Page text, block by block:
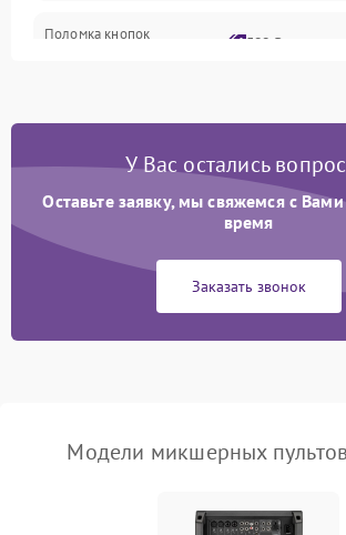
Поломка кнопок
500 ₽
питания
Повреждение проводов 500 ₽
Неисправность системы
защиты от перегрузок
Поломка системы
отключения
У Вас остались
Оставьте заявку, мы свяжемся с
время
Заказать звонок
Модели микшерных